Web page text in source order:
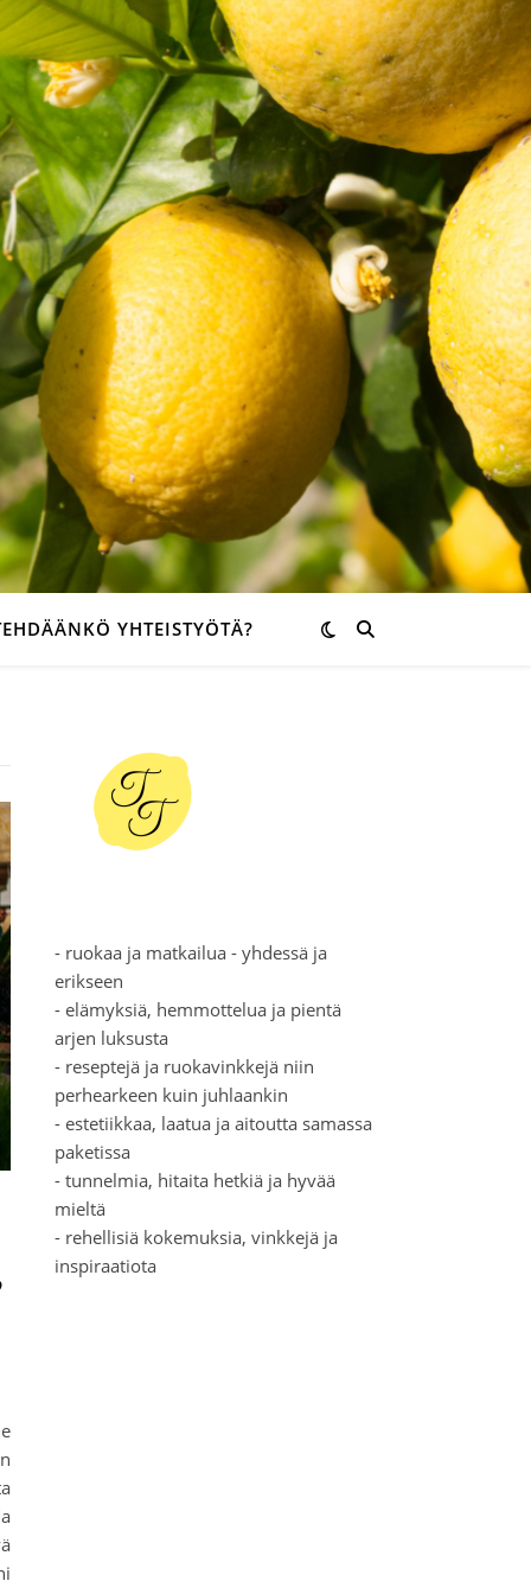
YHTEISTYÖTÄ?
- ruokaa ja matkailua - yhdessä ja
erikseen
- elämyksiä, hemmottelua ja pientä
arjen luksusta
- reseptejä ja ruokavinkkejä niin
perhearkeen kuin juhlaankin
- estetiikkaa, laatua ja aitoutta samassa
paketissa
- tunnelmia, hitaita hetkiä ja hyvää
mieltä
- rehellisiä kokemuksia, vinkkejä ja
inspiraatiota